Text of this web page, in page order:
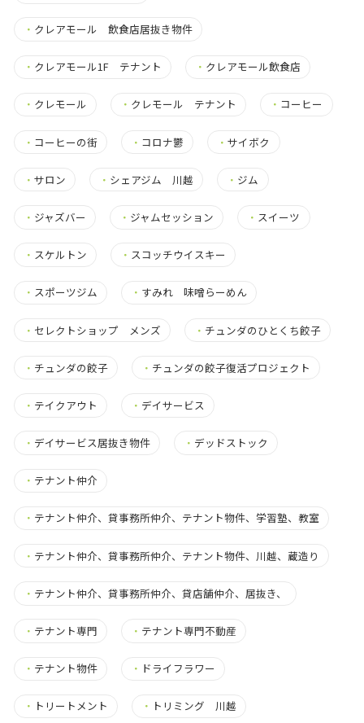
・ クレアモール 飲食店居抜き物件
・ クレアモール1F テナント ・ クレアモール飲食店
・ クレモール ・ クレモール テナント ・ コーヒー
・ コーヒーの街 ・ コロナ鬱 ・サイボク
・ サロン ・ シェアジム 川越 ・ ジム
・ ジャズバー ・ ジャムセッション ・ スイーツ
・ スケルトン ・ スコッチウイスキー
・ スポーツジム ・ すみれ 味噌らーめん
・ セレクトショップ メンズ ・ チュンダのひとくち餃子
・ チュンダの餃子 ・ チュンダの餃子復活プロジェクト
・ テイクアウト ・ デイサービス
・ デイサービス居抜き物件 ・ デッドストック
・ テナント仲介
・ テナント仲介、貸事務所仲介、テナント物件、学習塾、教室
・ テナント仲介、貸事務所仲介、テナント物件、川越、蔵造り
・ テナント仲介、貸事務所仲介、貸店舗仲介、居抜き、
・ テナント専門 ・ テナント専門不動産
・ テナント物件 ・ ドライフラワー
・ トリートメント ・ トリミング 川越